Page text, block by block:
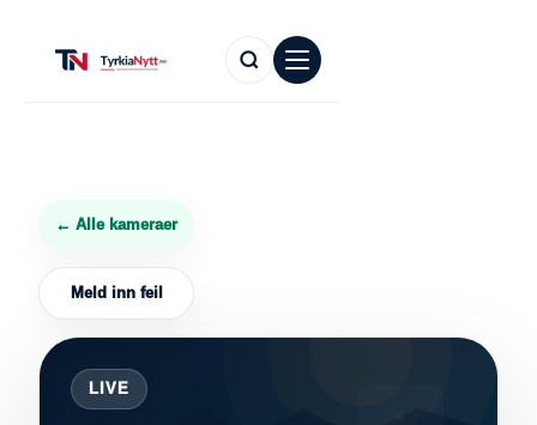
← Alle kameraer
Meld inn feil
LIVE